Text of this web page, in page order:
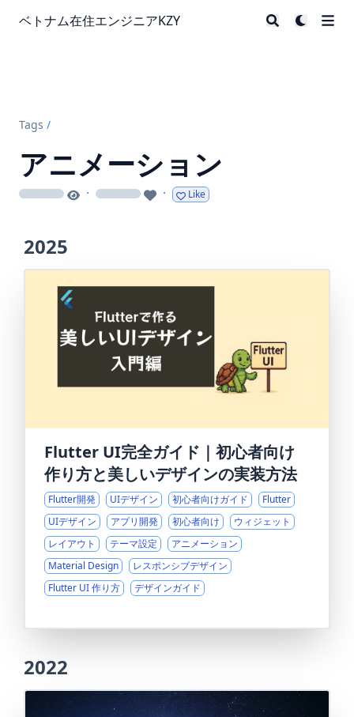
ベトナム在住エンジニアKZY
Tags /
アニメーション
loading · loading · Like
2025
Flutter UI完全ガイド｜初心者向け
作り方と美しいデザインの実装方法
Flutter開発 UIデザイン 初心者向けガイド
Flutter
UIデザイン
アプリ開発 初心者向け
ウィジェット
レイアウト
テーマ設定
アニメーション
Material Design
レスポンシブデザイン
Flutter UI 作り方
デザインガイド
2022